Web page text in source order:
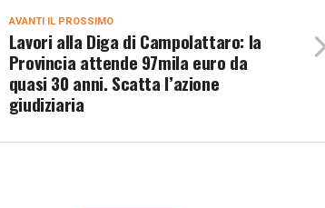
AVANTI IL ​​PROSSIMO
Lavori alla Diga di Campolattaro: la
Provincia attende 97mila euro da
quasi 30 anni. Scatta l’azione
giudiziaria